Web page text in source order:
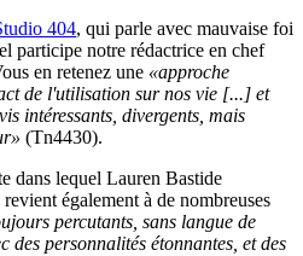
404, qui parle avec mauvaise foi
participe notre rédactrice en chef
en retenez une «approche
de l'utilisation sur nos vie [...] et
intéressants, divergents, mais
(Tn4430).
dans lequel Lauren Bastide
également à de nombreuses
percutants, sans langue de
des personnalités étonnantes, et des